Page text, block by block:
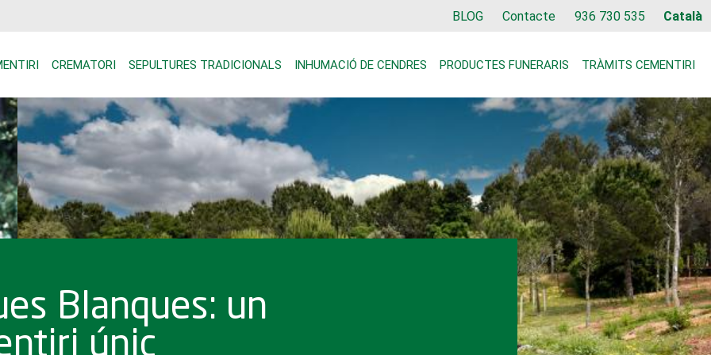
principal CatCREMATORI SEPULTURES TRADICIONALS INHUMACIÓ DE CENDRES PRODUCTES FUNERARIS TRÀMITS CEMENTIRI
Top
BLOG Contacte 936 730 535 Català
Blanques: un
únic